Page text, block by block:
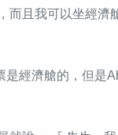
且我可以坐經
經濟艙的，但